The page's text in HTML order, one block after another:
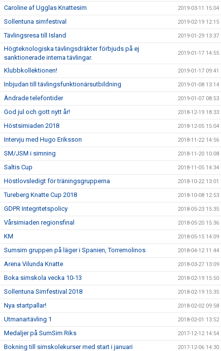
Caroline af Ugglas Knattesim 2019-03-11 15:04
Sollentuna simfestival 2019-02-19 12:15
Tävlingsresa till Island 2019-01-29 13:37
Högteknologiska tävlingsdräkter förbjuds på ej
sanktionerade interna tävlingar.
2019-01-17 14:55
Klubbkollektionen! 2019-01-17 09:41
Inbjudan till tävlingsfunktionärsutbildning 2019-01-08 13:14
Ändrade telefontider 2019-01-07 08:53
God jul och gott nytt år! 2018-12-19 18:33
Höstsimiaden 2018 2018-12-05 15:04
Intervju med Hugo Eriksson 2018-11-22 14:56
SM/JSM i simning 2018-11-20 10:08
Saltis Cup 2018-11-05 14:34
Höstlovsledigt för träningsgrupperna 2018-10-22 13:01
Tureberg Knatte Cup 2018 2018-10-08 12:53
GDPR Integritetspolicy 2018-05-23 15:35
Vårsimiaden regionsfinal 2018-05-20 15:36
KM 2018-05-15 14:09
Sumsim gruppen på läger i Spanien, Torremolinos 2018-04-12 11:44
Arena Vilunda Knatte 2018-03-27 13:09
Boka simskola vecka 10-13 2018-02-19 15:50
Sollentuna Simfestival 2018 2018-02-19 15:35
Nya startpallar! 2018-02-02 09:58
Utmanartävling 1 2018-02-01 13:52
Medaljer på SumSim Riks 2017-12-12 14:54
Bokning till simskolekurser med start i januari 2017-12-06 14:30